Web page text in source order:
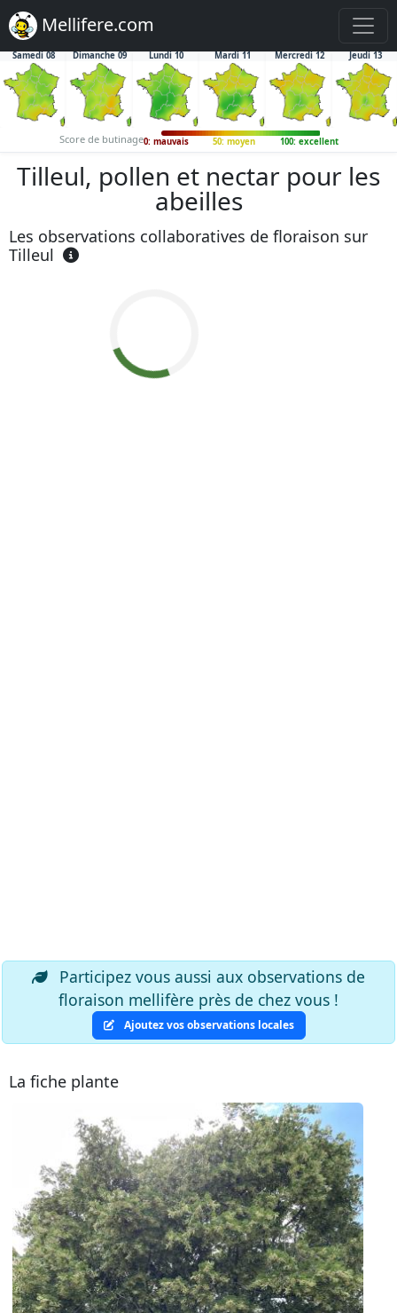
Mellifere.com
Samedi 08 Dimanche 09 Lundi 10 Mardi 11 Mercredi 12 Jeudi 13
Score de butinage0: mauvais 50: moyen 100: excellent
Tilleul, pollen et nectar pour les
abeilles
Les observations collaboratives de floraison sur
Tilleul
Participez vous aussi aux observations de
floraison mellifère près de chez vous !
Ajoutez vos observations locales
La fiche plante